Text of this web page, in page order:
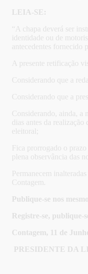
LEIA-SE:
“A chapa deverá ser
identidade ou de
antecedentes fornecido
A presente retificação
Considerando que a
Considerando que a
Considerando, ainda, a
dias antes da
eleitoral;
Fica prorrogado o
plena observância das
Permanecem
Contagem.
Publique-se nos
Registre-se, publique-
Contagem, 11 de
PRESIDENTE DA
Ivan